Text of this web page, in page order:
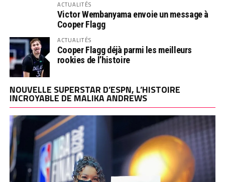
ACTUALITÉS
Victor Wembanyama envoie un message à
Cooper Flagg
ACTUALITÉS
Cooper Flagg déjà parmi les meilleurs
rookies de l’histoire
NOUVELLE SUPERSTAR D’ESPN, L’HISTOIRE
INCROYABLE DE MALIKA ANDREWS